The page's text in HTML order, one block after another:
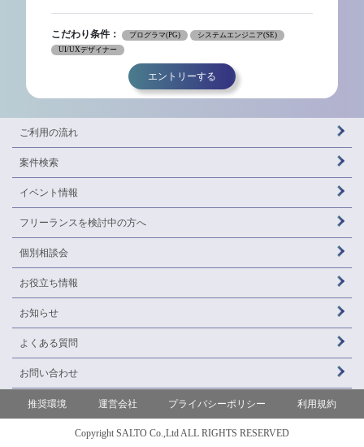
こだわり条件： プログラマ(PG)
システムエンジニア(SE)
UI/UXデザイナー
エントリーする
ご利用の流れ
案件検索
イベント情報
フリーランスを検討中の方へ
個別相談会
お役立ち情報
お知らせ
よくある質問
お問い合わせ
推奨環境 運営会社 プライバシーポリシー 利用規約
Copyright SALTO Co.,Ltd ALL RIGHTS RESERVED